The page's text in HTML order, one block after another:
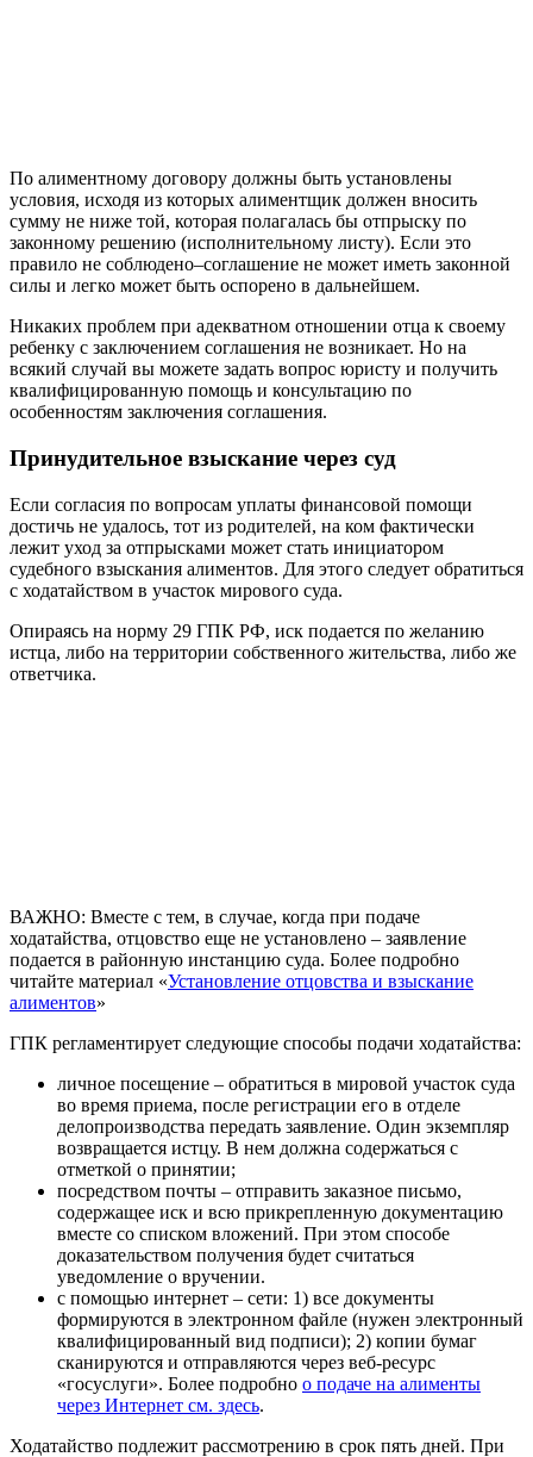
По алиментному договору должны быть установлены
условия, исходя из которых алиментщик должен вносить
сумму не ниже той, которая полагалась бы отпрыску по
законному решению (исполнительному листу). Если это
правило не соблюдено–соглашение не может иметь законной
силы и легко может быть оспорено в дальнейшем.
Никаких проблем при адекватном отношении отца к своему
ребенку с заключением соглашения не возникает. Но на
всякий случай вы можете задать вопрос юристу и получить
квалифицированную помощь и консультацию по
особенностям заключения соглашения.
Принудительное взыскание через суд
Если согласия по вопросам уплаты финансовой помощи
достичь не удалось, тот из родителей, на ком фактически
лежит уход за отпрысками может стать инициатором
судебного взыскания алиментов. Для этого следует обратиться
с ходатайством в участок мирового суда.
Опираясь на норму 29 ГПК РФ, иск подается по желанию
истца, либо на территории собственного жительства, либо же
ответчика.
ВАЖНО: Вместе с тем, в случае, когда при подаче
ходатайства, отцовство еще не установлено – заявление
подается в районную инстанцию суда. Более подробно
читайте материал «Установление отцовства и взыскание
алиментов»
ГПК регламентирует следующие способы подачи ходатайства:
личное посещение – обратиться в мировой участок суда
во время приема, после регистрации его в отделе
делопроизводства передать заявление. Один экземпляр
возвращается истцу. В нем должна содержаться с
отметкой о принятии;
посредством почты – отправить заказное письмо,
содержащее иск и всю прикрепленную документацию
вместе со списком вложений. При этом способе
доказательством получения будет считаться
уведомление о вручении.
с помощью интернет – сети: 1) все документы
формируются в электронном файле (нужен электронный
квалифицированный вид подписи); 2) копии бумаг
сканируются и отправляются через веб-ресурс
«госуслуги». Более подробно о подаче на алименты
через Интернет см. здесь.
Ходатайство подлежит рассмотрению в срок пять дней. При